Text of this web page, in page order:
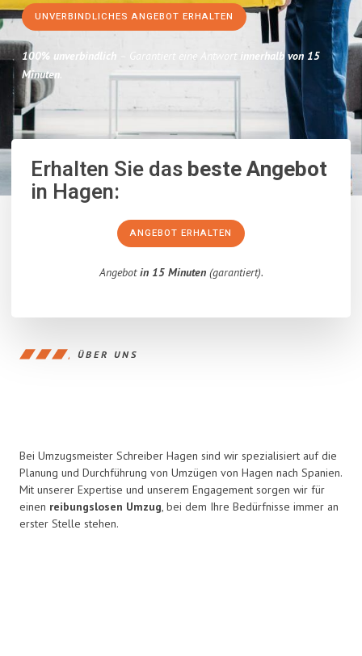
UNVERBINDLICHES ANGEBOT ERHALTEN
100% unverbindlich – Garantiert eine Antwort innerhalb von 15
Minuten.
Erhalten Sie dasbeste Angebot
in Hagen:
ANGEBOT ERHALTEN
Angebotin 15 Minuten(garantiert).
ÜBER UNS
Bei Umzugsmeister Schreiber Hagen sind wir spezialisiert auf die
Planung und Durchführung von Umzügen von Hagen nach Spanien.
Mit unserer Expertise und unserem Engagement sorgen wir für
einen reibungslosen Umzug, bei dem Ihre Bedürfnisse immer an
erster Stelle stehen.